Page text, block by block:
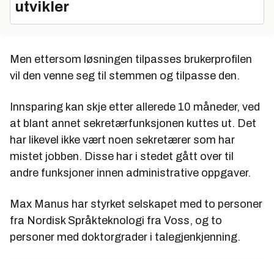
utvikler
Men ettersom løsningen tilpasses brukerprofilen
vil den venne seg til stemmen og tilpasse den.
Innsparing kan skje etter allerede 10 måneder, ved
at blant annet sekretærfunksjonen kuttes ut. Det
har likevel ikke vært noen sekretærer som har
mistet jobben. Disse har i stedet gått over til
andre funksjoner innen administrative oppgaver.
Max Manus har styrket selskapet med to personer
fra Nordisk Språkteknologi fra Voss, og to
personer med doktorgrader i talegjenkjenning.